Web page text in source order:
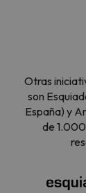
Otras
son
España) y
de